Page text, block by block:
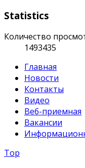
Statistics
Количество
1493435
Главная
Новости
Контакты
Видео
Веб-приемная
Вакансии
Top